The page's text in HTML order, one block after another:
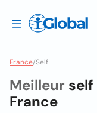
France/Self
Meilleur self
France